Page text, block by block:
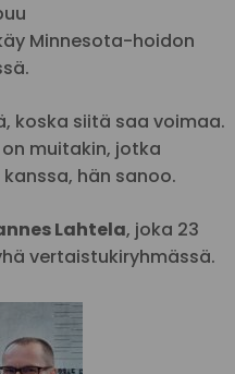
Minnesota-hoidon
koska siitä saa voimaa.
muitakin, jotka
hän sanoo.
Lahtela, joka 23
vertaistukiryhmässä.